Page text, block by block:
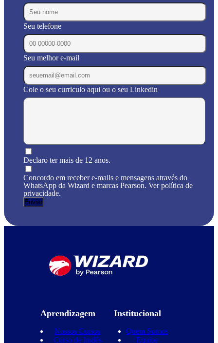
Seu telefone
Seu melhor e-mail
Cole o seu curriculo aqui ou o seu Linkedin
Declaro ter mais de 12 anos.
Concordo em receber e-mails e mensagens através do
WhatsApp da Wizard e marcas Pearson. Ver política de
privacidade.
Aprendizagem
Nossos Cursos
Curso de Inglês
Institucional
Quem Somos
Equipe